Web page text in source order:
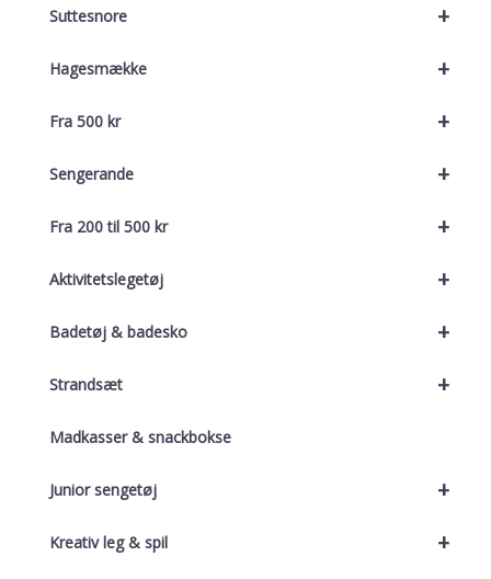
+
Suttesnore
+
Hagesmække
+
Fra 500 kr
+
Sengerande
+
Fra 200 til 500 kr
+
Aktivitetslegetøj
+
Badetøj & badesko
+
Strandsæt
Madkasser & snackbokse
+
Junior sengetøj
+
Kreativ leg & spil